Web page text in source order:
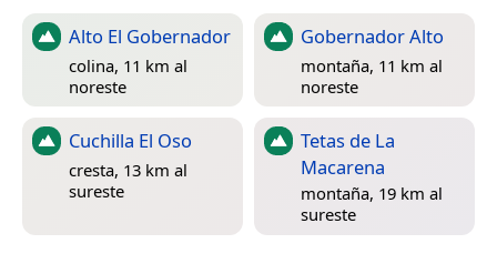
Alto El Gobernador
colina, 11 km al
noreste
Gobernador Alto
montaña, 11 km al
noreste
Cuchilla El Oso
cresta, 13 km al
sureste
Tetas de La
Macarena
montaña, 19 km al
sureste